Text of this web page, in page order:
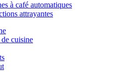
à café automatiques
attrayantes
cuisine